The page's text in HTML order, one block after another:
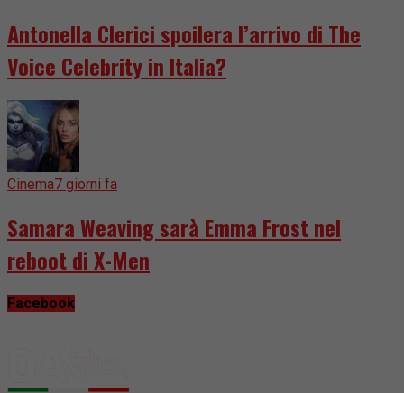
Antonella Clerici spoilera l’arrivo di The
Voice Celebrity in Italia?
Cinema7 giorni fa
Samara Weaving sarà Emma Frost nel
reboot di X-Men
Facebook